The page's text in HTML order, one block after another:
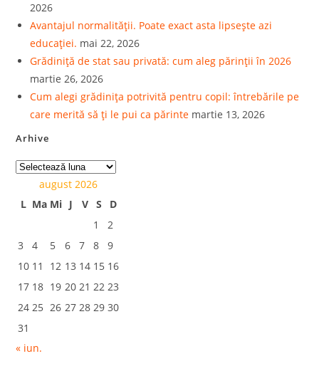
2026
Avantajul normalității. Poate exact asta lipsește azi
educației. mai 22, 2026
Grădiniță de stat sau privată: cum aleg părinții în 2026
martie 26, 2026
Cum alegi grădinița potrivită pentru copil: întrebările pe
care merită să ți le pui ca părinte martie 13, 2026
Arhive
august 2026
L Ma Mi J V S
D
1
2
3
4 5 6 7 8
9
10 11 12 13 14 15 16
17 18 19 20 21 22 23
24 25 26 27 28 29 30
31
« iun.